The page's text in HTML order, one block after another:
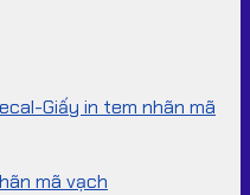
Giấy in tem nhãn mã
mã vạch